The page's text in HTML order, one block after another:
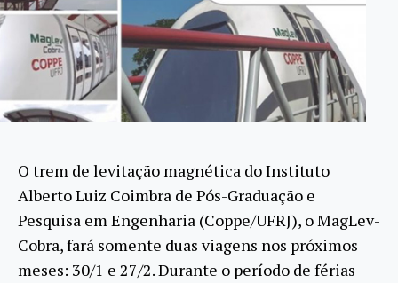
O trem de levitação magnética do Instituto
Alberto Luiz Coimbra de Pós-Graduação e
Pesquisa em Engenharia (Coppe/UFRJ), o MagLev-
Cobra, fará somente duas viagens nos próximos
meses: 30/1 e 27/2. Durante o período de férias